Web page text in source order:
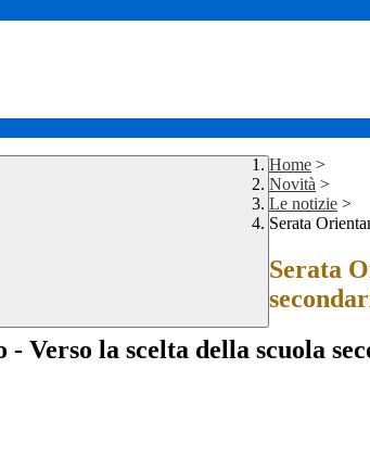
Home >
Novità >
Le notizie >
Serata
Serata
- Verso la scelta della scuola